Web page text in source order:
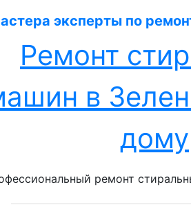
к
Ремонт
в
дому
ремонт